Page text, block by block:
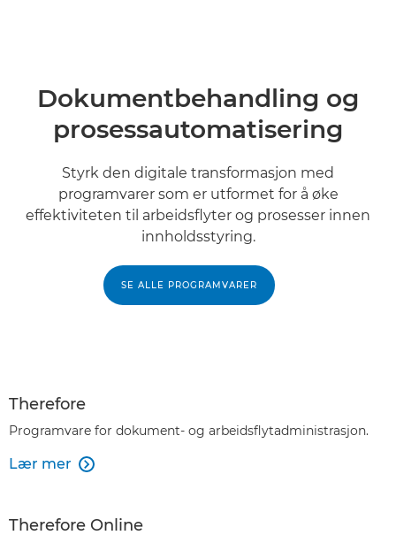
Dokumentbehandling og
prosessautomatisering
Styrk den digitale transformasjon med
programvarer som er utformet for å øke
effektiviteten til arbeidsflyter og prosesser innen
innholdsstyring.
SE ALLE PROGRAMVARER
Therefore
Programvare for dokument- og arbeidsflytadministrasjon.
Lær mer 
Therefore Online